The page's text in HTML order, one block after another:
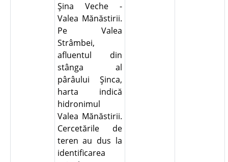
Şina Veche -
Valea Mănăstirii.
Pe Valea
Strâmbei,
afluentul din
stânga al
pârâului Şinca,
harta indică
hidronimul
Valea Mănăstirii.
Cercetările de
teren au dus la
identificarea